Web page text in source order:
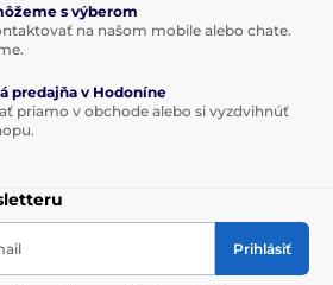
s výberom
na našom mobile alebo chate.
predajňa v Hodoníne
priamo v obchode alebo si vyzdvihnúť
Prihlásiť